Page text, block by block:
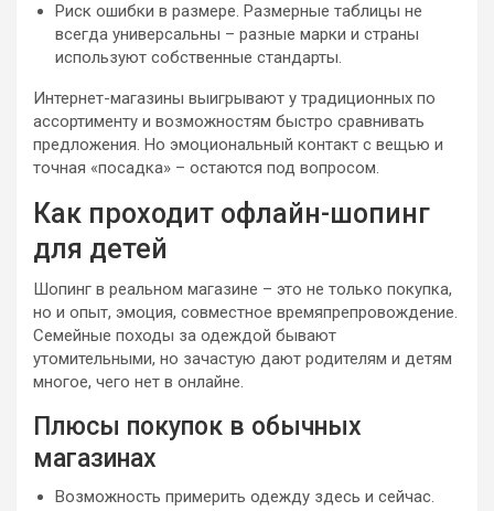
Риск ошибки в размере. Размерные таблицы не
всегда универсальны – разные марки и страны
используют собственные стандарты.
Интернет-магазины выигрывают у традиционных по
ассортименту и возможностям быстро сравнивать
предложения. Но эмоциональный контакт с вещью и
точная «посадка» – остаются под вопросом.
Как проходит офлайн-шопинг
для детей
Шопинг в реальном магазине – это не только покупка,
но и опыт, эмоция, совместное времяпрепровождение.
Семейные походы за одеждой бывают
утомительными, но зачастую дают родителям и детям
многое, чего нет в онлайне.
Плюсы покупок в обычных
магазинах
Возможность примерить одежду здесь и сейчас.